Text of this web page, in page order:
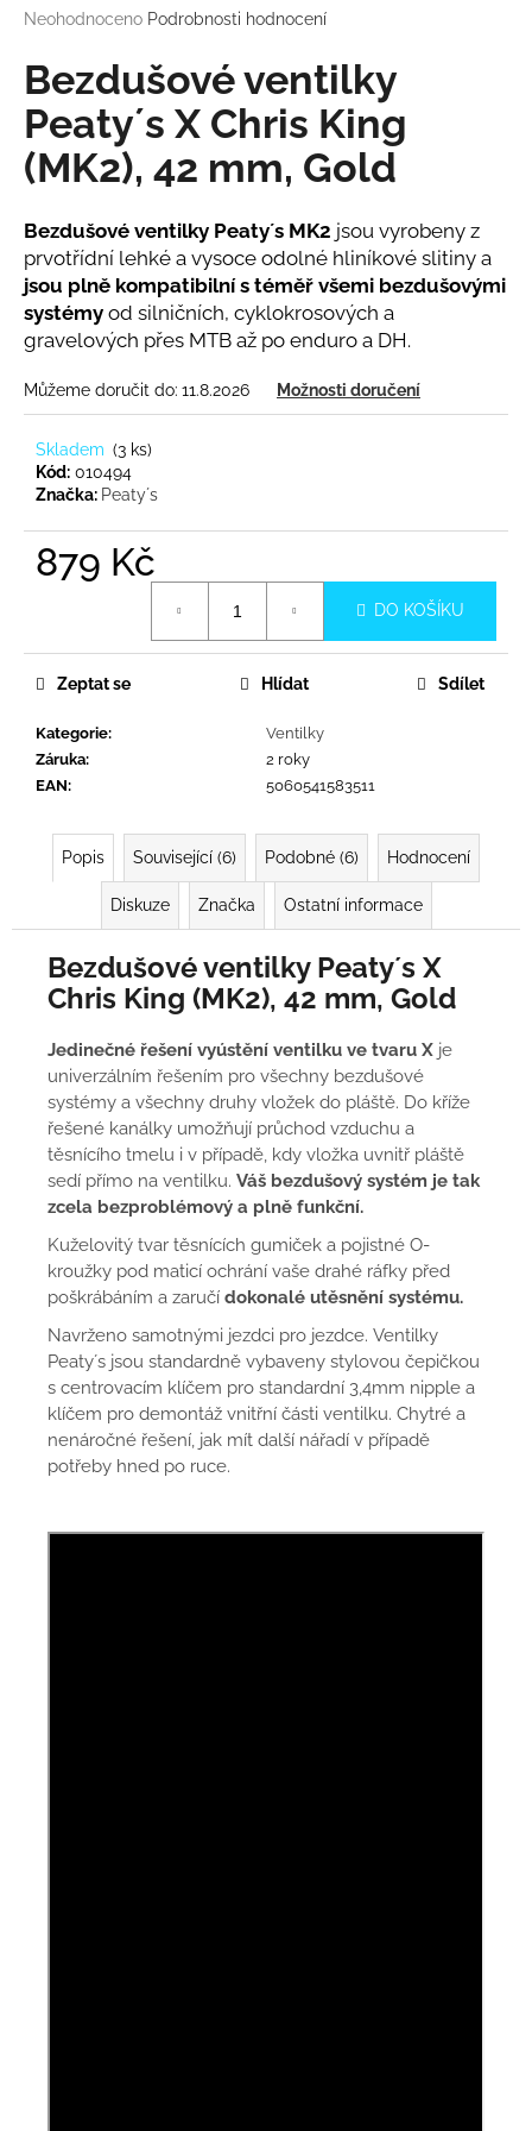
Průměrné
produktu
je
0,0
5
hvězdiček.
Neohodnoceno Podrobnosti hodnocení
Bezdušové ventilky
Peaty´s X Chris King
(MK2), 42 mm, Gold
Bezdušové ventilky Peaty´s MK2 jsou vyrobeny z
prvotřídní lehké a vysoce odolné hliníkové slitiny a
jsou plně kompatibilní s téměř všemi bezdušovými
systémy od silničních, cyklokrosových a
gravelových přes MTB až po enduro a DH.
Můžeme doručit do: 11.8.2026 Možnosti doručení
Skladem (3 ks)
Kód: 010494
Značka: Peaty´s
879 Kč
DO KOŠÍKU
Kategorie:
Ventilky
Záruka:
2 roky
EAN: 5060541583511
Zeptat se Hlídat Sdílet
Popis Související (6) Podobné (6) Hodnocení
Diskuze Značka Ostatní informace
Bezdušové ventilky Peaty´s X
Chris King (MK2), 42 mm, Gold
Jedinečné řešení vyústění ventilku ve tvaru X je
univerzálním řešením pro všechny bezdušové
systémy a všechny druhy vložek do pláště. Do kříže
řešené kanálky umožňují průchod vzduchu a
těsnícího tmelu i v případě, kdy vložka uvnitř pláště
sedí přímo na ventilku. Váš bezdušový systém je tak
zcela bezproblémový a plně funkční.
Kuželovitý tvar těsnících gumiček a pojistné O-
kroužky pod maticí ochrání vaše drahé ráfky před
poškrábáním a zaručí dokonalé utěsnění systému.
Navrženo samotnými jezdci pro jezdce. Ventilky
Peaty´s jsou standardně vybaveny stylovou čepičkou
s centrovacím klíčem pro standardní 3,4mm nipple a
klíčem pro demontáž vnitřní části ventilku. Chytré a
nenáročné řešení, jak mít další nářadí v případě
potřeby hned po ruce.
a
j
í
t
?
HLEDAT
D
o
o
u
č
u